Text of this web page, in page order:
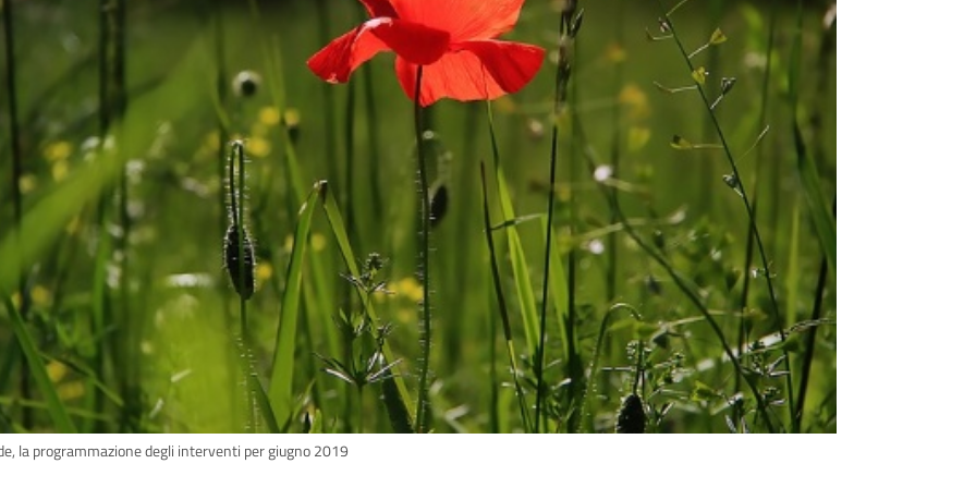
la programmazione degli interventi per giugno 2019